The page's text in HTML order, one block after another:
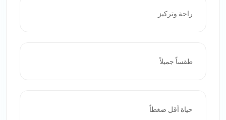
راحة وتركيز
طقساً جميلاً
حياة أقل ضغطاً